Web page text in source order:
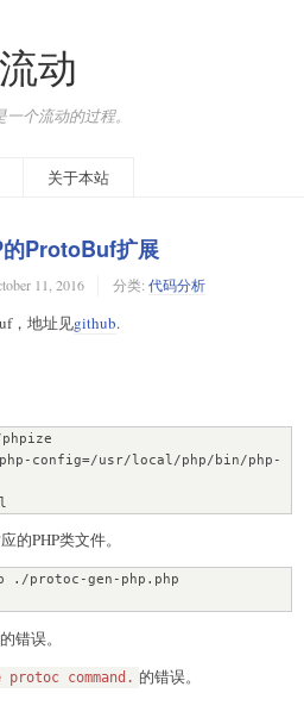
流动
个流动的过程。
关于本站
ProtoBuf扩展
11, 2016 分类: 代码分析
，地址见github.
的PHP类文件。
错误。
command. 的错误。